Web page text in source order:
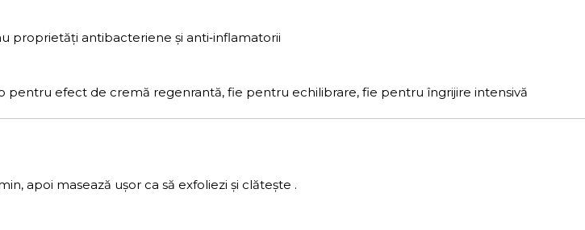
proprietăți antibacteriene și anti‑inflamatorii
pentru efect de cremă regenrantă, fie pentru echilibrare, fie pentru îngrijire intensivă
apoi masează ușor ca să exfoliezi și clătește .